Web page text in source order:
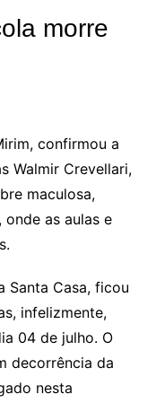
morre
confirmou a
Walmir Crevellari,
maculosa,
as aulas e
Santa Casa, ficou
infelizmente,
04 de julho. O
decorrência da
nesta